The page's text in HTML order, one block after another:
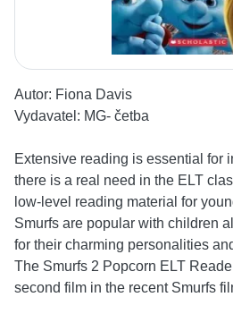
Autor: Fiona Davis
Vydavatel: MG- četba
Extensive reading is essential for
there is a real need in the ELT
low-level reading material for
Smurfs are popular with children
for their charming personalities
The Smurfs 2 Popcorn ELT
second film in the recent Smurfs